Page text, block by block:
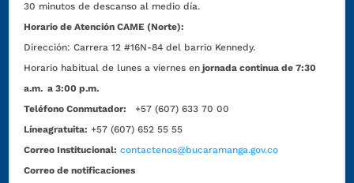
30 minutos de descanso al medio día.
Horario de Atención CAME (Norte):
Dirección:Carrera 12 #16N-84 del barrio Kennedy.
Horario habitual de lunes a viernes en jornada continua de 7:30
a.m. a 3:00 p.m.
Teléfono Conmutador:
+57 (607) 633 70 00
Líneagratuita: +57 (607) 652 55 55
Correo Institucional: contactenos@bucaramanga.gov.co
Correo de notificaciones